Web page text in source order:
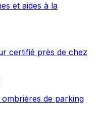
et aides à la
certifié près de chez
de parking